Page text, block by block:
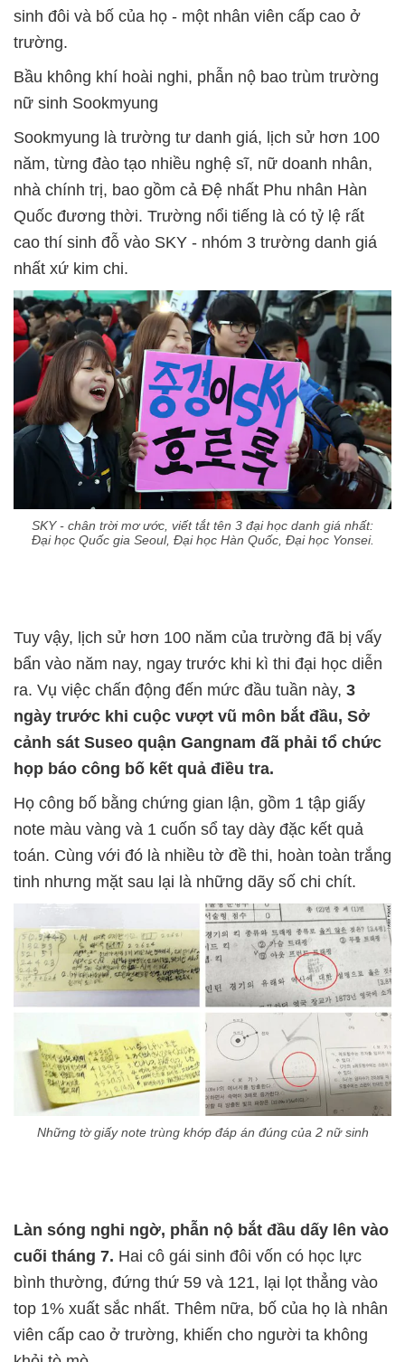
sinh đôi và bố của họ - một nhân viên cấp cao ở
trường.
Bầu không khí hoài nghi, phẫn nộ bao trùm trường
nữ sinh Sookmyung
Sookmyung là trường tư danh giá, lịch sử hơn 100
năm, từng đào tạo nhiều nghệ sĩ, nữ doanh nhân,
nhà chính trị, bao gồm cả Đệ nhất Phu nhân Hàn
Quốc đương thời. Trường nổi tiếng là có tỷ lệ rất
cao thí sinh đỗ vào SKY - nhóm 3 trường danh giá
nhất xứ kim chi.
SKY - chân trời mơ ước, viết tắt tên 3 đại học danh giá nhất:
Đại học Quốc gia Seoul, Đại học Hàn Quốc, Đại học Yonsei.
Tuy vậy, lịch sử hơn 100 năm của trường đã bị vấy
bẩn vào năm nay, ngay trước khi kì thi đại học diễn
ra. Vụ việc chấn động đến mức đầu tuần này, 3
ngày trước khi cuộc vượt vũ môn bắt đầu, Sở
cảnh sát Suseo quận Gangnam đã phải tổ chức
họp báo công bố kết quả điều tra.
Họ công bố bằng chứng gian lận, gồm 1 tập giấy
note màu vàng và 1 cuốn sổ tay dày đặc kết quả
toán. Cùng với đó là nhiều tờ đề thi, hoàn toàn trắng
tinh nhưng mặt sau lại là những dãy số chi chít.
Những tờ giấy note trùng khớp đáp án đúng của 2 nữ sinh
Làn sóng nghi ngờ, phẫn nộ bắt đầu dấy lên vào
cuối tháng 7. Hai cô gái sinh đôi vốn có học lực
bình thường, đứng thứ 59 và 121, lại lọt thẳng vào
top 1% xuất sắc nhất. Thêm nữa, bố của họ là nhân
viên cấp cao ở trường, khiến cho người ta không